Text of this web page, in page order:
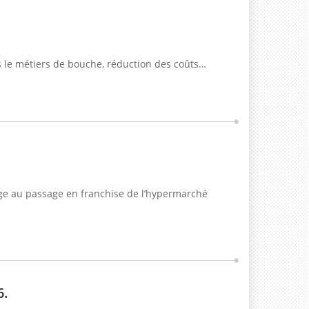
métiers de bouche, réduction des coûts…
au passage en franchise de l’hypermarché